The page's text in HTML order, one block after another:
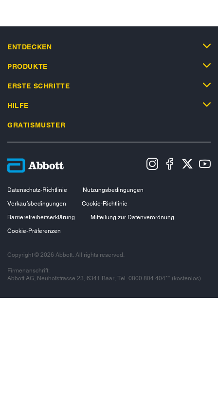
ENTDECKEN
PRODUKTE
ERSTE SCHRITTE
HILFE
GRATISMUSTER
Datenschutz-Richtlinie
Nutzungsbedingungen
Verkaufsbedingungen
Cookie-Richtlinie
Barrierefreiheitserklärung
Mitteilung zur Datenverordnung
Cookie-Präferenzen
Copyright © 2026 Abbott. All rights reserved.
Firmenanschrift:
Abbott AG, Neuhofstrasse 23, 6341 Baar, Tel. 0800 804 404** (kostenlos)